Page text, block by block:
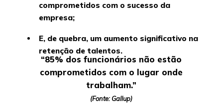
comprometidos com o sucesso da
empresa;
E, de quebra, um aumento significativo na
retenção de talentos.
“85% dos funcionários não estão
comprometidos com o lugar onde
trabalham.”
(Fonte: Gallup)